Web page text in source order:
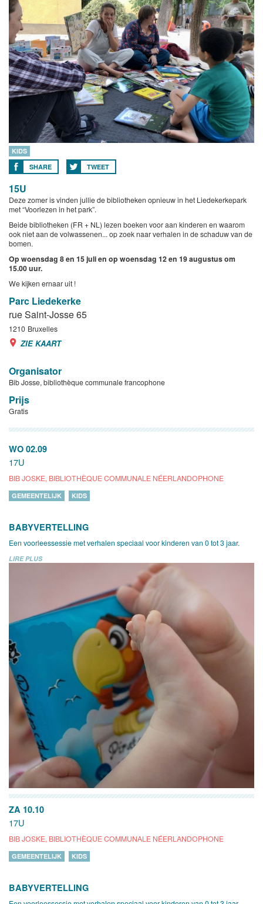
KIDS
SHARE
TWEET
15U
Deze zomer is vinden jullie de bibliotheken opnieuw in het Liedekerkepark
met “Voorlezen in het park”.
Beide bibliotheken (FR + NL) lezen boeken voor aan kinderen en waarom
ook niet aan de volwassenen... op zoek naar verhalen in de schaduw van de
bomen.
Op woensdag 8 en 15 juli en op woensdag 12 en 19 augustus om
15.00 uur.
We kijken ernaar uit !
Parc Liedekerke
rue Saint-Josse 65
1210 Bruxelles
ZIE KAART
Organisator
Bib Josse, bibliothèque communale francophone
Prijs
Gratis
WO 02.09
17U
BIB JOSKE, BIBLIOTHÈQUE COMMUNALE NÉERLANDOPHONE
GEMEENTELIJK KIDS
BABYVERTELLING
Een voorleessessie met verhalen speciaal voor kinderen van 0 tot 3 jaar.
LIRE PLUS
ZA 10.10
17U
BIB JOSKE, BIBLIOTHÈQUE COMMUNALE NÉERLANDOPHONE
GEMEENTELIJK KIDS
BABYVERTELLING